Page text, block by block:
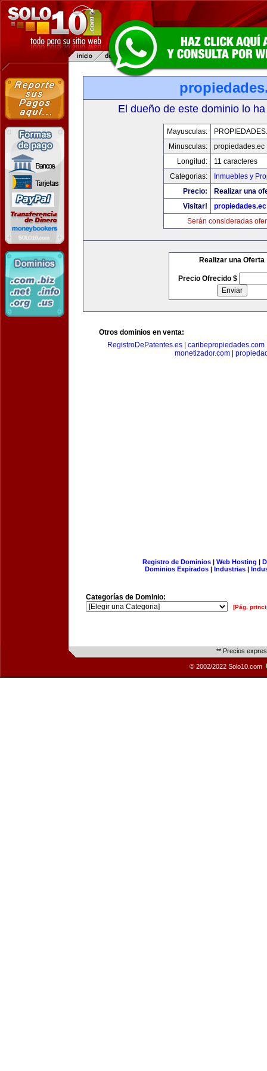
El dueño de este dominio lo
Mayusculas:
Minusculas:
propiedades.ec
Longitud:
11 caracteres
Categorias:
Inmuebles y
Precio:
Realizar una
Visitar!
propiedades.ec
Serán consideradas
Realizar una Oferta
Precio Ofrecido $
Otros dominios en venta:
RegistroDePatentes.es| caribepropiedades.com
monetizador.com|
Registro de Dominios| Web Hosting |
Dominios Expirados | Industrias |
Categorías de Dominio:
[Pág.
** Precios
© 2002/2022 Solo10.com